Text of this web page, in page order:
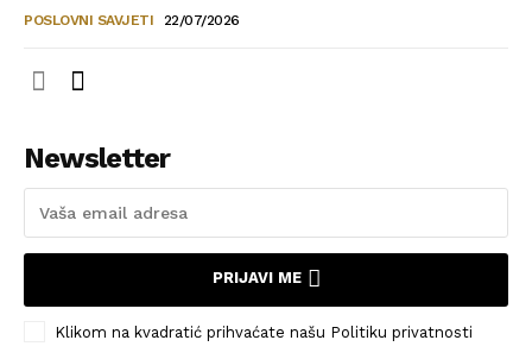
POSLOVNI SAVJETI 22/07/2026
Newsletter
PRIJAVI ME
Klikom na kvadratić prihvaćate našu Politiku privatnosti